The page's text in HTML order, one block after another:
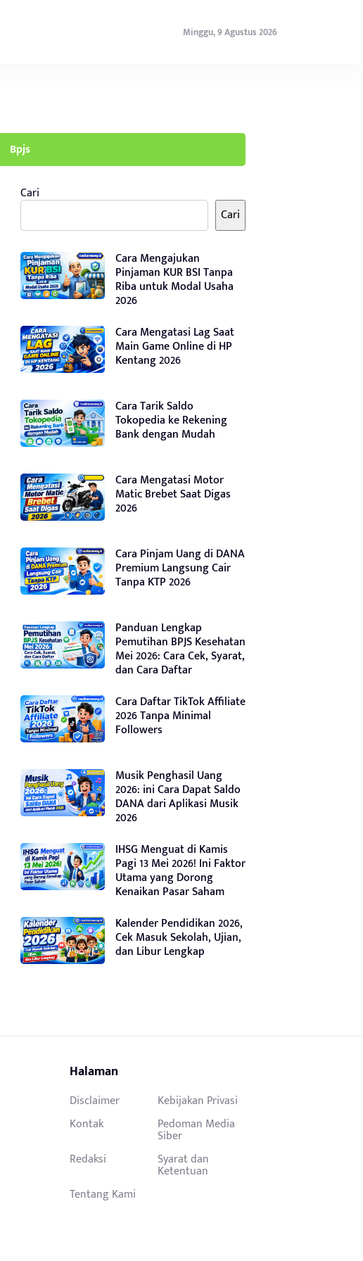
Minggu, 9 Agustus 2026
Bpjs
Cari
Cari
Cara Mengajukan
Pinjaman KUR BSI Tanpa
Riba untuk Modal Usaha
2026
Cara Mengatasi Lag Saat
Main Game Online di HP
Kentang 2026
Cara Tarik Saldo
Tokopedia ke Rekening
Bank dengan Mudah
Cara Mengatasi Motor
Matic Brebet Saat Digas
2026
Cara Pinjam Uang di DANA
Premium Langsung Cair
Tanpa KTP 2026
Panduan Lengkap
Pemutihan BPJS Kesehatan
Mei 2026: Cara Cek, Syarat,
dan Cara Daftar
Cara Daftar TikTok Affiliate
2026 Tanpa Minimal
Followers
Musik Penghasil Uang
2026: ini Cara Dapat Saldo
DANA dari Aplikasi Musik
2026
IHSG Menguat di Kamis
Pagi 13 Mei 2026! Ini Faktor
Utama yang Dorong
Kenaikan Pasar Saham
Kalender Pendidikan 2026,
Cek Masuk Sekolah, Ujian,
dan Libur Lengkap
Halaman
Disclaimer
Kebijakan Privasi
Kontak
Pedoman Media
Siber
Redaksi
Syarat dan
Ketentuan
Tentang Kami